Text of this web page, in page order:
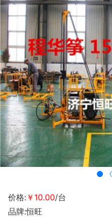
价格: ￥10.00/台
品牌:恒旺